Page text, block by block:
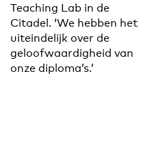
Teaching Lab in de
Citadel. ‘We hebben het
uiteindelijk over de
geloofwaardigheid van
onze diploma’s.’